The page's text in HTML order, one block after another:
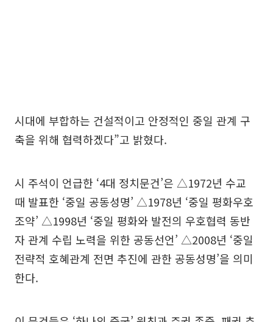
시대에 부합하는 건설적이고 안정적인 중일 관계 구
축을 위해 협력하겠다”고 밝혔다.
시 주석이 언급한 ‘4대 정치문건’은 △1972년 수교
때 발표한 ‘중일 공동성명’ △1978년 ‘중일 평화우호
조약’ △1998년 ‘중일 평화와 발전의 우호협력 동반
자 관계 수립 노력을 위한 공동선언’ △2008년 ‘중일
전략적 호혜관계 전면 추진에 관한 공동성명’을 의미
한다.